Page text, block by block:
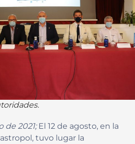
de 2021;El 12 de agosto, en la
tuvo lugar la